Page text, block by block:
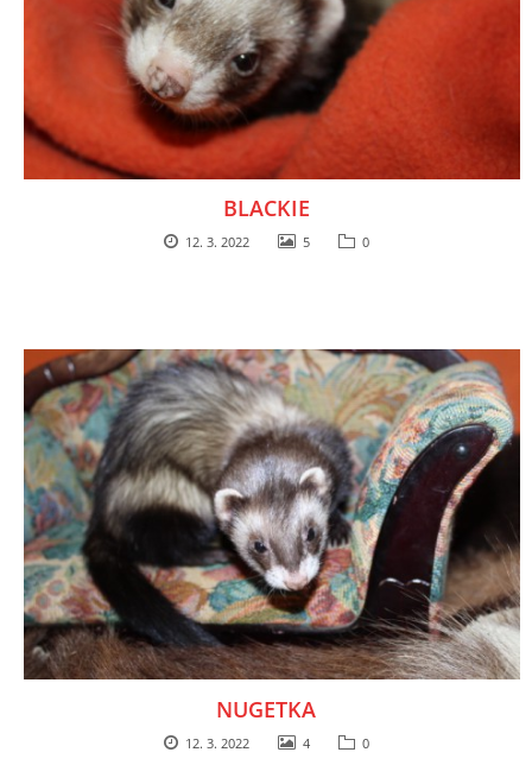
VÝCHOVA FRETKY
NEMOCI FRETEK
KASTRACE
STRAVA
PODPORA
E - S H O P
BLACKIE
12. 3. 2022 5 0
NUGETKA
12. 3. 2022 4 0